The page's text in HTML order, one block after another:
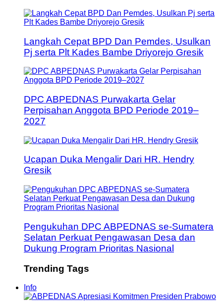
Langkah Cepat BPD Dan Pemdes, Usulkan
Pj serta Plt Kades Bambe Driyorejo Gresik
DPC ABPEDNAS Purwakarta Gelar
Perpisahan Anggota BPD Periode 2019–
2027
Ucapan Duka Mengalir Dari HR. Hendry
Gresik
Pengukuhan DPC ABPEDNAS se-Sumatera
Selatan Perkuat Pengawasan Desa dan
Dukung Program Prioritas Nasional
Trending Tags
Info